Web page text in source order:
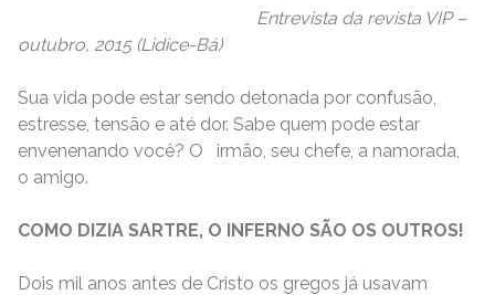
Entrevista da revista VIP –
outubro, 2015 (Lidice-Bá)
Sua vida pode estar sendo detonada por confusão,
estresse, tensão e até dor. Sabe quem pode estar
envenenando você? O irmão, seu chefe, a namorada,
o amigo.
COMO DIZIA SARTRE, O INFERNO SÃO OS OUTROS!
Dois mil anos antes de Cristo os gregos já usavam